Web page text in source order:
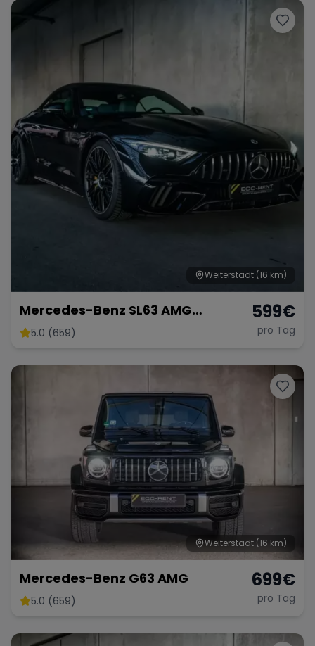
Weiterstadt (16 km)
Mercedes-Benz SL63 AMG
Roadster
5.0 (659)
599€
pro Tag
Weiterstadt (16 km)
Mercedes-Benz G63 AMG
5.0 (659)
699€
pro Tag